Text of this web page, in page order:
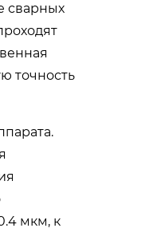
сварных
точность
мкм, к